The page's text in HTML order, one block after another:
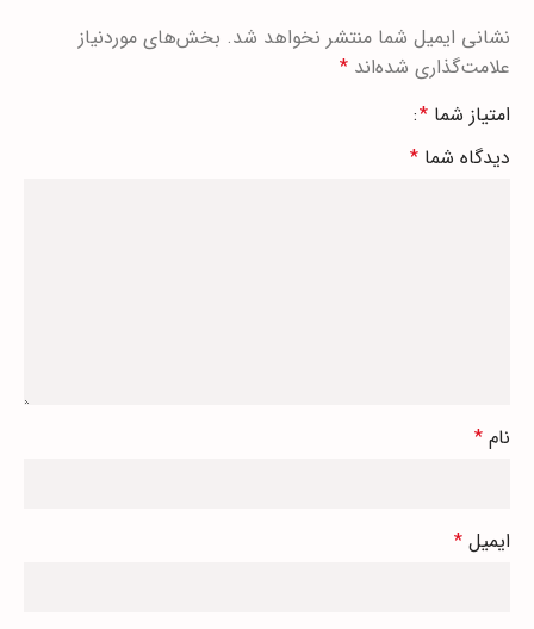
نشانی ایمیل شما منتشر نخواهد شد. بخش‌های موردنیاز
علامت‌گذاری شده‌اند *
امتیاز شما *
دیدگاه شما *
نام *
ایمیل *